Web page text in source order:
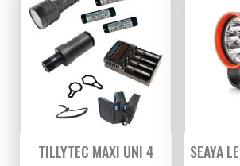
TILLYTEC MAXI UNI 4
SEAYA